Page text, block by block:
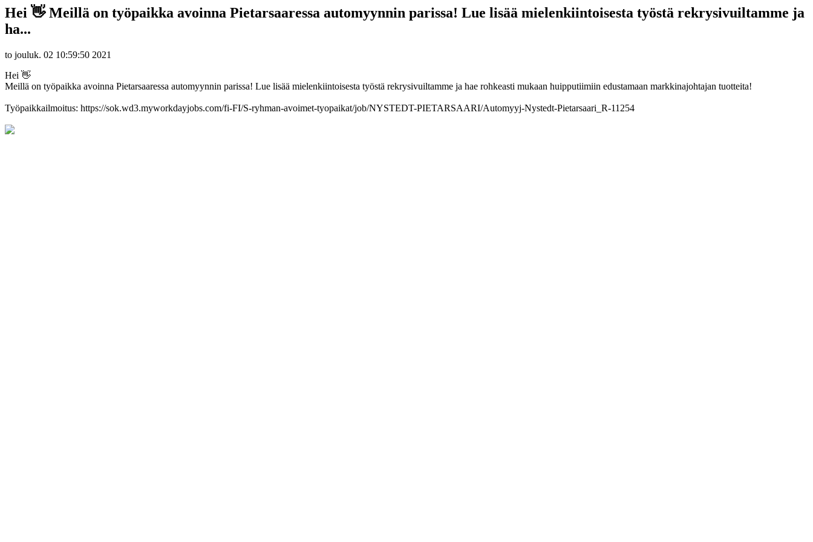
Hei 👋 Meillä on työpaikka avoinna Pietarsaaressa automyynnin parissa! Lue lisää mielenkiintoisesta työstä rekrysivuiltamme ja
ha...
to jouluk. 02 10:59:50 2021
Hei 👋
Meillä on työpaikka avoinna Pietarsaaressa automyynnin parissa! Lue lisää mielenkiintoisesta työstä rekrysivuiltamme ja hae rohkeasti mukaan huipputiimiin edustamaan markkinajohtajan tuotteita!
Työpaikkailmoitus: https://sok.wd3.myworkdayjobs.com/fi-FI/S-ryhman-avoimet-tyopaikat/job/NYSTEDT-PIETARSAARI/Automyyj-Nystedt-Pietarsaari_R-11254